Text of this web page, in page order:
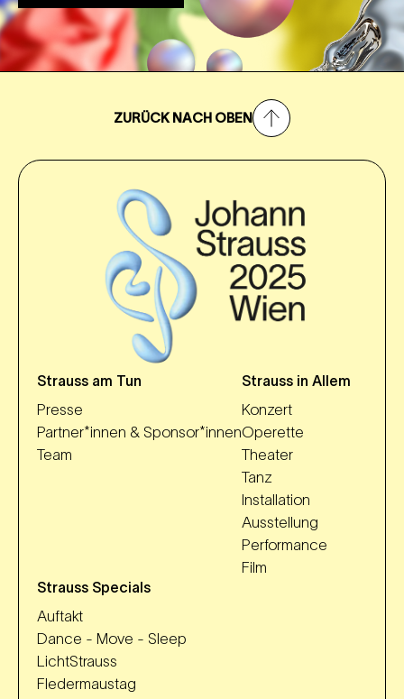
ZURÜCK NACH OBEN
Strauss am Tun
Presse
Partner*innen & Sponsor*innen
Team
Strauss in Allem
Konzert
Operette
Theater
Tanz
Installation
Ausstellung
Performance
Film
Strauss Specials
Auftakt
Dance - Move - Sleep
LichtStrauss
Fledermaustag